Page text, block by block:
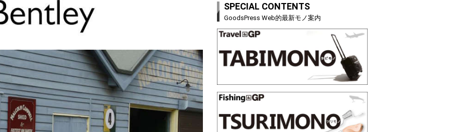
SPECIAL CONTENTS
GoodsPress Web的最新モノ案内